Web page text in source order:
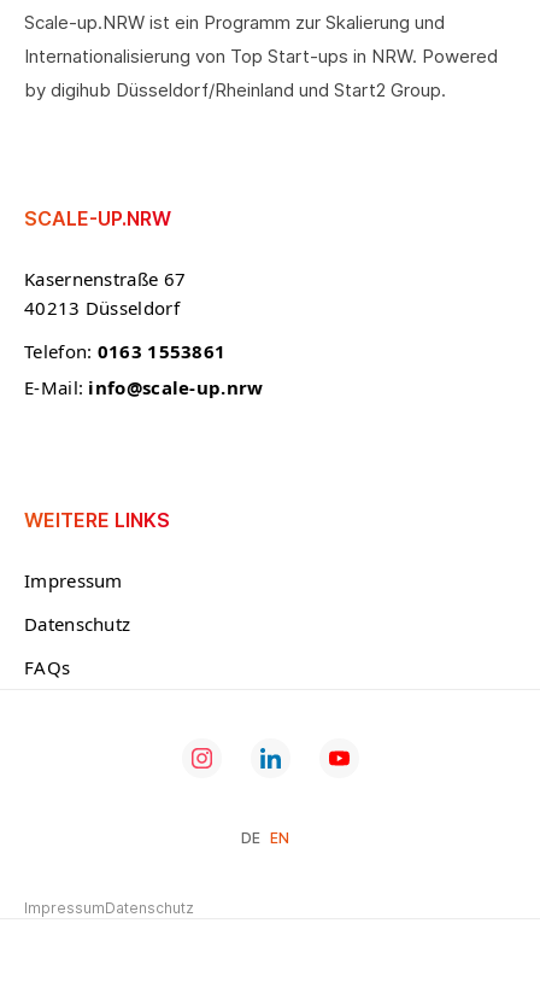
SCALE-UP.NRW
Kasernenstraße 67
40213 Düsseldorf
Telefon: 0163 1553861
E-Mail: info@scale-up.nrw
Scale-up.NRW ist ein Programm zur Skalierung und
Internationalisierung von Top Start-ups in NRW. Powered
by digihub Düsseldorf/Rheinland und Start2 Group.
WEITERE LINKS
Impressum
Datenschutz
FAQs
DE EN
ImpressumDatenschutz